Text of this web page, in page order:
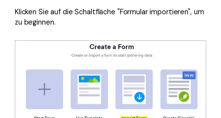
Klicken Sie auf die Schaltfläche "Formular importieren", um
zu beginnen.